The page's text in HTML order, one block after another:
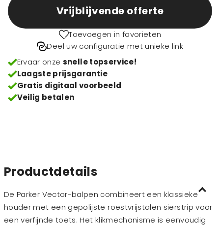
Vrijblijvende offerte
Toevoegen in favorieten
Deel uw configuratie met unieke link
Ervaar onze snelle topservice!
Laagste prijsgarantie
Gratis digitaal voorbeeld
Veilig betalen
Productdetails
De Parker Vector-balpen combineert een klassieke
houder met een gepolijste roestvrijstalen sierstrip voor
een verfijnde toets. Het klikmechanisme is eenvoudig